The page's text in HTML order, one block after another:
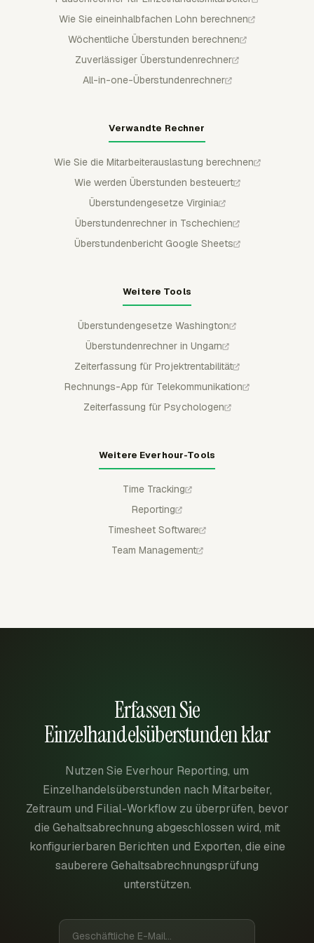
Wie Sie eineinhalbfachen Lohn berechnen
Wöchentliche Überstunden berechnen
Zuverlässiger Überstundenrechner
All-in-one-Überstundenrechner
Verwandte Rechner
Wie Sie die Mitarbeiterauslastung berechnen
Wie werden Überstunden besteuert
Überstundengesetze Virginia
Überstundenrechner in Tschechien
Überstundenbericht Google Sheets
Weitere Tools
Überstundengesetze Washington
Überstundenrechner in Ungarn
Zeiterfassung für Projektrentabilität
Rechnungs-App für Telekommunikation
Zeiterfassung für Psychologen
Weitere Everhour-Tools
Time Tracking
Reporting
Timesheet Software
Team Management
Erfassen Sie
Einzelhandelsüberstunden klar
Nutzen Sie Everhour Reporting, um
Einzelhandelsüberstunden nach Mitarbeiter,
Zeitraum und Filial-Workflow zu überprüfen, bevor
die Gehaltsabrechnung abgeschlossen wird, mit
konfigurierbaren Berichten und Exporten, die eine
sauberere Gehaltsabrechnungsprüfung
unterstützen.